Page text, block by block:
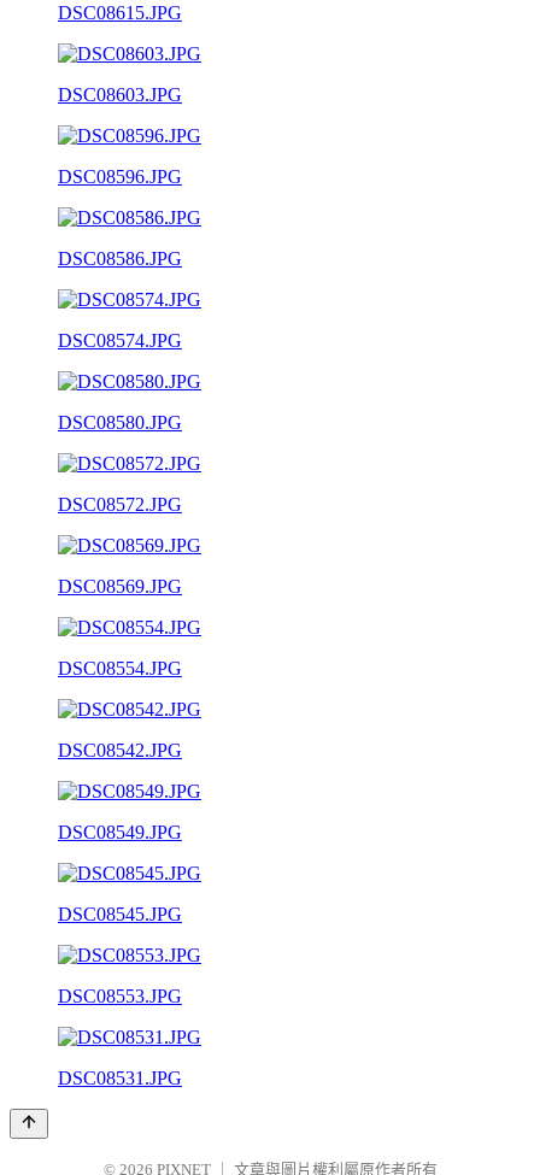
DSC08615.JPG
DSC08603.JPG
DSC08596.JPG
DSC08586.JPG
DSC08574.JPG
DSC08580.JPG
DSC08572.JPG
DSC08569.JPG
DSC08554.JPG
DSC08542.JPG
DSC08549.JPG
DSC08545.JPG
DSC08553.JPG
DSC08531.JPG
© 2026 PIXNET 文章與圖片權利屬原作者所有